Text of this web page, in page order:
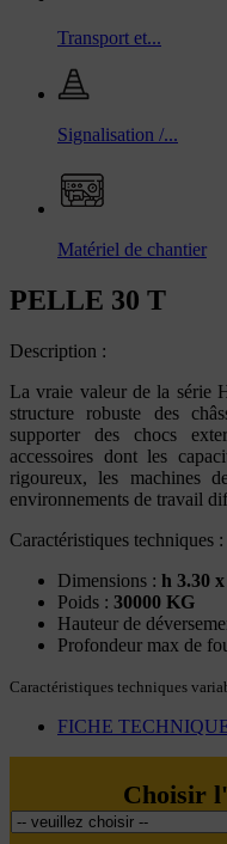
Transport et...
Signalisation /...
Matériel de chantier
PELLE 30 T
Description :
La vraie valeur de la série
structure robuste des
supporter des chocs
accessoires dont les
rigoureux, les machines
environnements de travail
Caractéristiques techniques :
Dimensions : h 3.30
Poids : 30000 KG
Hauteur de
Profondeur max de
Caractéristiques techniques
FICHE
Choisir